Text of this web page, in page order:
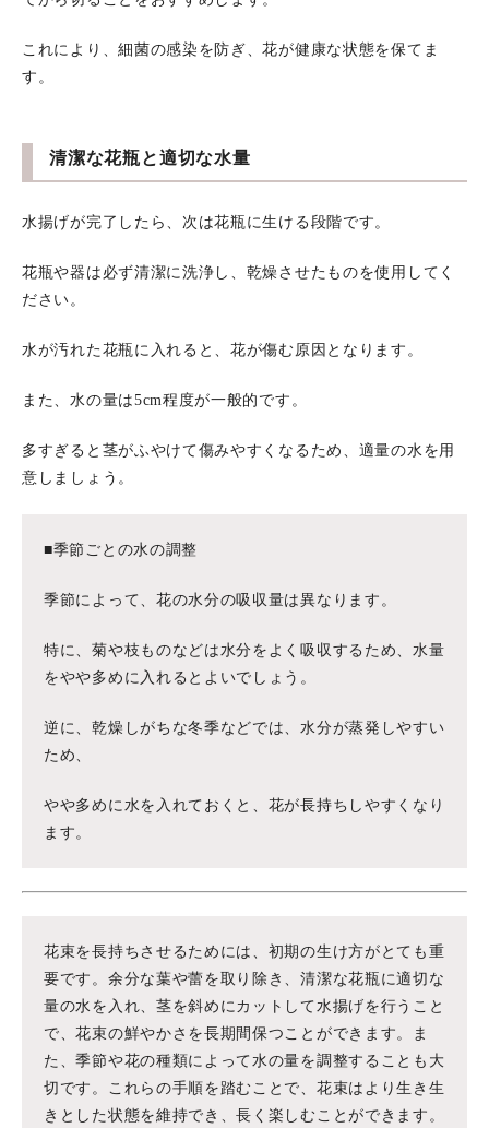
これにより、細菌の感染を防ぎ、花が健康な状態を保てま
す。
清潔な花瓶と適切な水量
水揚げが完了したら、次は花瓶に生ける段階です。
花瓶や器は必ず清潔に洗浄し、乾燥させたものを使用してく
ださい。
水が汚れた花瓶に入れると、花が傷む原因となります。
また、水の量は5cm程度が一般的です。
多すぎると茎がふやけて傷みやすくなるため、適量の水を用
意しましょう。
■季節ごとの水の調整
季節によって、花の水分の吸収量は異なります。
特に、菊や枝ものなどは水分をよく吸収するため、水量
をやや多めに入れるとよいでしょう。
逆に、乾燥しがちな冬季などでは、水分が蒸発しやすい
ため、
やや多めに水を入れておくと、花が長持ちしやすくなり
ます。
花束を長持ちさせるためには、初期の生け方がとても重
要です。余分な葉や蕾を取り除き、清潔な花瓶に適切な
量の水を入れ、茎を斜めにカットして水揚げを行うこと
で、花束の鮮やかさを長期間保つことができます。ま
た、季節や花の種類によって水の量を調整することも大
切です。これらの手順を踏むことで、花束はより生き生
きとした状態を維持でき、長く楽しむことができます。